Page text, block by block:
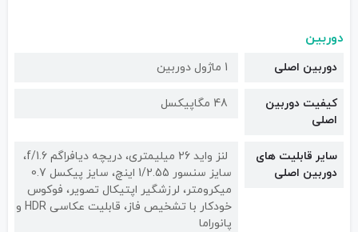
دوربین
دوربین اصلی 1 ماژول دوربین
کیفیت دوربین‌
اصلی
48 مگاپیکسل
سایر قابلیت های
دوربین اصلی
لنز واید 26 میلیمتری، دریچه دیافراگم f/1.6،
سایز سنسور 1/2.55 اینچ، سایز پیکسل 0.7
میکرومتر، لرزشگیر اپتیکال تصویر، فوکوس
خودکار با تشخیص فاز، قابلیت عکاسی HDR و
پانوراما